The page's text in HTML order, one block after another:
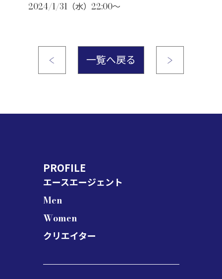
2024/1/31（水）22:00～
一覧へ戻る
PROFILE
エースエージェント
Men
Women
クリエイター